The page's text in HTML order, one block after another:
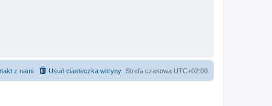
Strefa czasowa UTC+02:00
Usuń ciasteczka witryny
z nami